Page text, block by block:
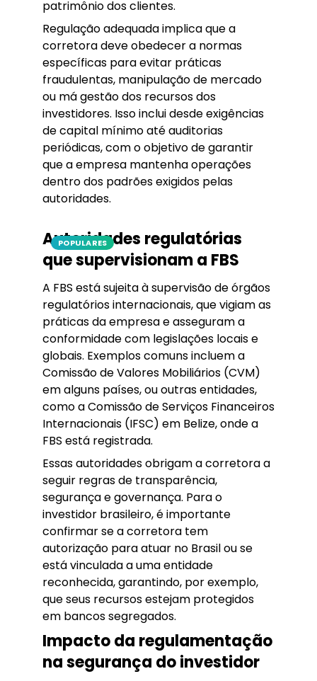
patrimônio dos clientes.
Regulação adequada implica que a
corretora deve obedecer a normas
específicas para evitar práticas
fraudulentas, manipulação de mercado
ou má gestão dos recursos dos
investidores. Isso inclui desde exigências
de capital mínimo até auditorias
periódicas, com o objetivo de garantir
que a empresa mantenha operações
dentro dos padrões exigidos pelas
autoridades.
POPULARES
Autoridades regulatórias
que supervisionam a FBS
A FBS está sujeita à supervisão de órgãos
regulatórios internacionais, que vigiam as
práticas da empresa e asseguram a
conformidade com legislações locais e
globais. Exemplos comuns incluem a
Comissão de Valores Mobiliários (CVM)
em alguns países, ou outras entidades,
como a Comissão de Serviços Financeiros
Internacionais (IFSC) em Belize, onde a
FBS está registrada.
Essas autoridades obrigam a corretora a
seguir regras de transparência,
segurança e governança. Para o
investidor brasileiro, é importante
confirmar se a corretora tem
autorização para atuar no Brasil ou se
está vinculada a uma entidade
reconhecida, garantindo, por exemplo,
que seus recursos estejam protegidos
em bancos segregados.
Impacto da regulamentação
na segurança do investidor